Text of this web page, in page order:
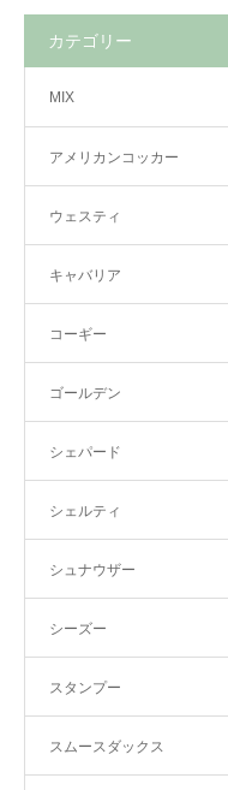
カテゴリー
MIX
アメリカンコッカー
ウェスティ
キャバリア
コーギー
ゴールデン
シェパード
シェルティ
シュナウザー
シーズー
スタンプー
スムースダックス